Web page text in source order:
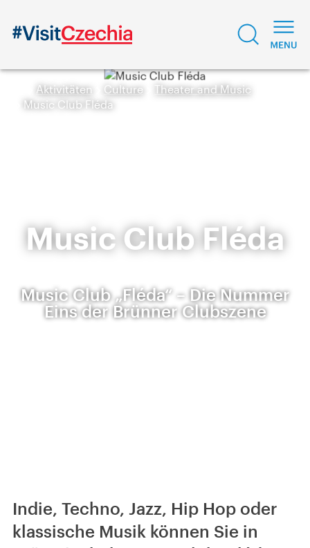
Aktivitäten Culture
Theater and Music
Music Club Fléda
Music Club Fléda
Music Club „Fléda“ – Die Nummer
Eins der Brünner Clubszene
Indie, Techno, Jazz, Hip Hop oder
klassische Musik können Sie in